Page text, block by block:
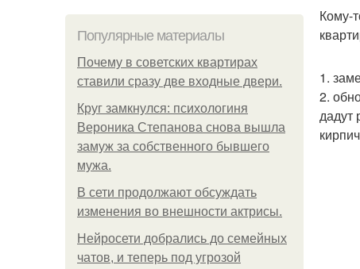
Популярные материалы
Почему в советских квартирах
ставили сразу две входные двери.
Круг замкнулся: психологиня
Вероника Степанова снова вышла
замуж за собственного бывшего
мужа.
В сети продолжают обсуждать
изменения во внешности актрисы.
Нейросети добрались до семейных
чатов, и теперь под угрозой
Кому-
1.
2.
дадут